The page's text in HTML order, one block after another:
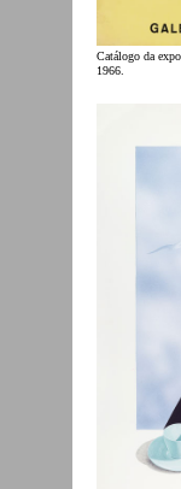
Catálogo da
1966.